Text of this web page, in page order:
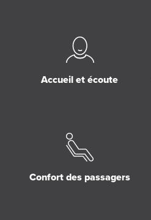
Accueil et écoute
Confort des passagers